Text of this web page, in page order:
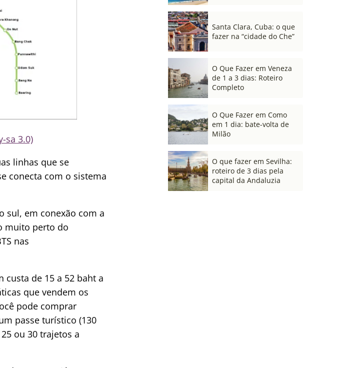
sa 3.0)
linhas que se
conecta com o sistema
sul, em conexão com a
muito perto do
nas
custa de 15 a 52 baht a
que vendem os
pode comprar
passe turístico (130
ou 30 trajetos a
Santa Clara, Cuba: o que
fazer na “cidade do Che”
O Que Fazer em Veneza
de 1 a 3 dias: Roteiro
Completo
O Que Fazer em Como
em 1 dia: bate-volta de
Milão
O que fazer em Sevilha:
roteiro de 3 dias pela
capital da Andaluzia